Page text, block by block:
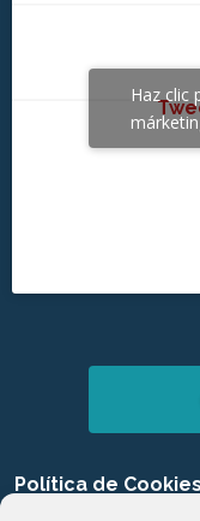
Haz clic
Política de Cookies